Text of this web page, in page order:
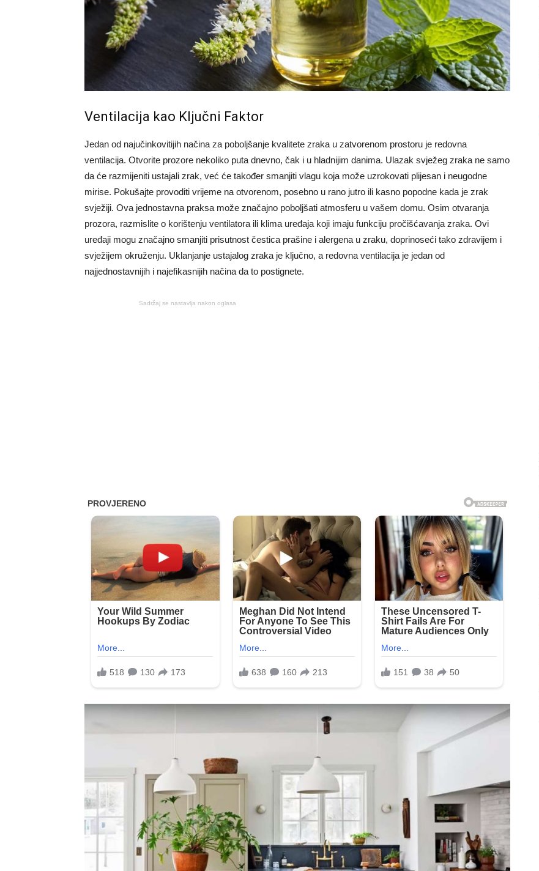
Ventilacija kao Ključni Faktor
Jedan od najučinkovitijih načina za poboljšanje kvalitete zraka u zatvorenom prostoru je redovna
ventilacija. Otvorite prozore nekoliko puta dnevno, čak i u hladnijim danima. Ulazak svježeg zraka ne samo
da će razmijeniti ustajali zrak, već će također smanjiti vlagu koja može uzrokovati plijesan i neugodne
mirise. Pokušajte provoditi vrijeme na otvorenom, posebno u rano jutro ili kasno popodne kada je zrak
svježiji. Ova jednostavna praksa može značajno poboljšati atmosferu u vašem domu. Osim otvaranja
prozora, razmislite o korištenju ventilatora ili klima uređaja koji imaju funkciju pročišćavanja zraka. Ovi
uređaji mogu značajno smanjiti prisutnost čestica prašine i alergena u zraku, doprinoseći tako zdravijem i
svježijem okruženju. Uklanjanje ustajalog zraka je ključno, a redovna ventilacija je jedan od
najjednostavnijih i najefikasnijih načina da to postignete.
Sadržaj se nastavlja nakon oglasa